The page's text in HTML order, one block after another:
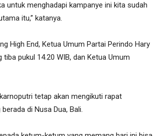
untuk menghadapi kampanye ini kita sudah
itu,” katanya.
High End, Ketua Umum Partai Perindo Hary
pukul 14.20 WIB, dan Ketua Umum
tetap akan mengikuti rapat
di Nusa Dua, Bali.